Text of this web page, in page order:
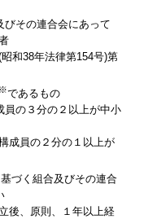
びその連合会にあって
昭和38年法律第154号)第
※であるもの
員の３分の２以上が中小
員の２分の１以上が
づく組合及びその連合
、原則、１年以上経